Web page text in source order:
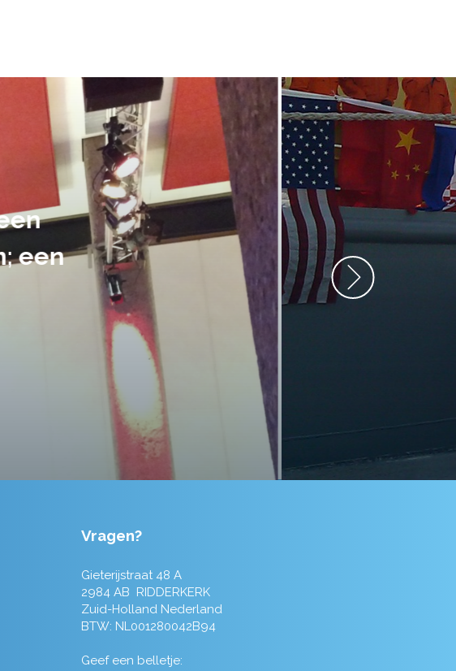
heb ik
een aanrader! Alles
Vragen?
Gieterijstraat 48 A
2984 AB RIDDERKERK
Zuid-Holland Nederland
BTW: NL001280042B94
Geef een belletje: